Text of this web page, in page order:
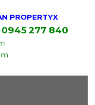
PROPERTYX
277 840